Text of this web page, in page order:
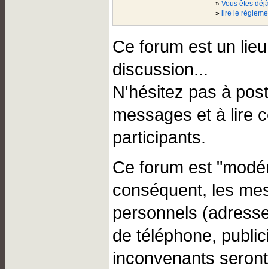
» Vous êtes
» lire le
Ce forum est un
discussion...
N'hésitez pas à
messages et à lire
participants.
Ce forum est
conséquent, les
personnels
de téléphone,
inconvenants